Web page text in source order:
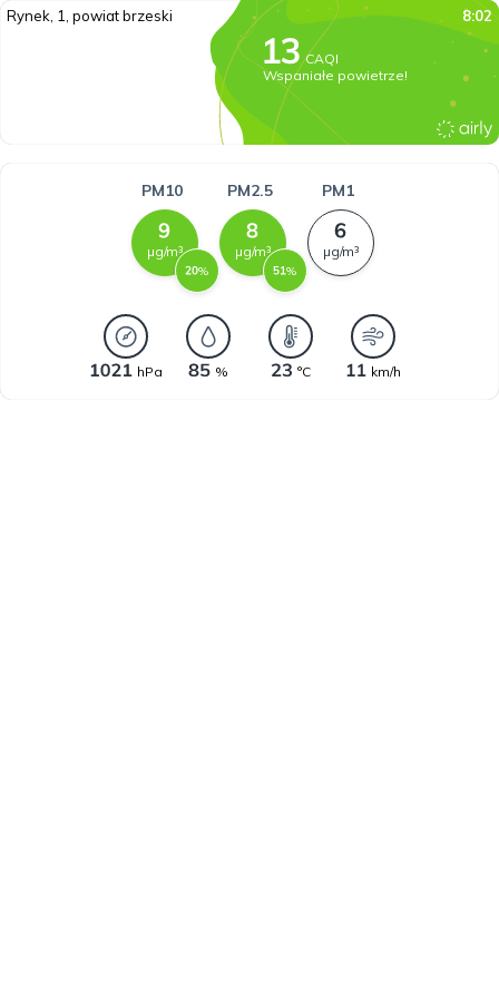
Rynek, 1, powiat brzeski 8:02
CAQI
Wspaniałe powietrze!
PM10
µg/m³
%
PM2.5
µg/m³
%
PM1
µg/m³
hPa % °C km/h